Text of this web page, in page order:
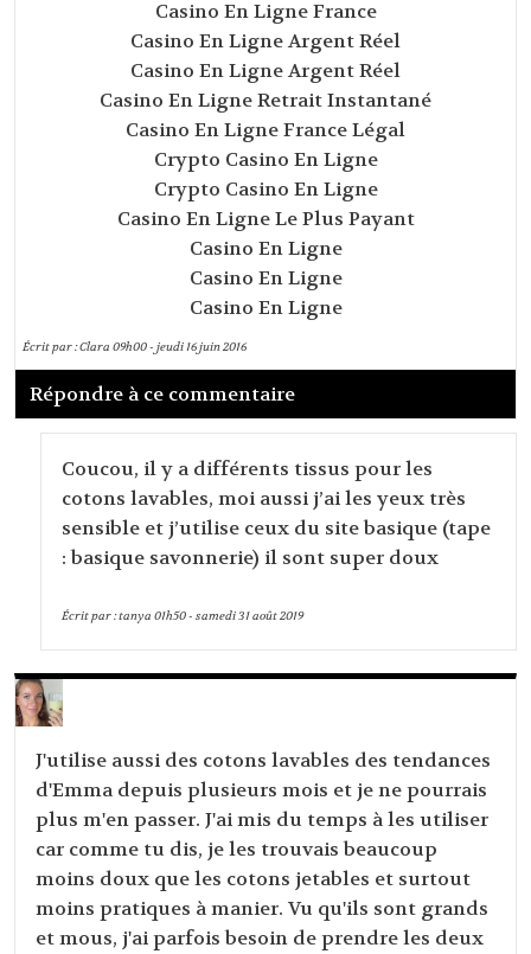
Casino En Ligne France
Casino En Ligne Argent Réel
Casino En Ligne Argent Réel
Casino En Ligne Retrait Instantané
Casino En Ligne France Légal
Crypto Casino En Ligne
Crypto Casino En Ligne
Casino En Ligne Le Plus Payant
Casino En Ligne
Casino En Ligne
Casino En Ligne
Écrit par :Clara 09h00-jeudi 16juin 2016
Répondre à ce commentaire
Coucou, il y a différents tissus pour les
cotons lavables, moi aussi j’ai les yeux très
sensible et j’utilise ceux du site basique (tape
: basique savonnerie) il sont super doux
Écrit par :tanya 01h50- samedi 31août 2019
J'utilise aussi des cotons lavables des tendances
d'Emma depuis plusieurs mois et je ne pourrais
plus m'en passer. J'ai mis du temps à les utiliser
car comme tu dis, je les trouvais beaucoup
moins doux que les cotons jetables et surtout
moins pratiques à manier. Vu qu'ils sont grands
et mous, j'ai parfois besoin de prendre les deux